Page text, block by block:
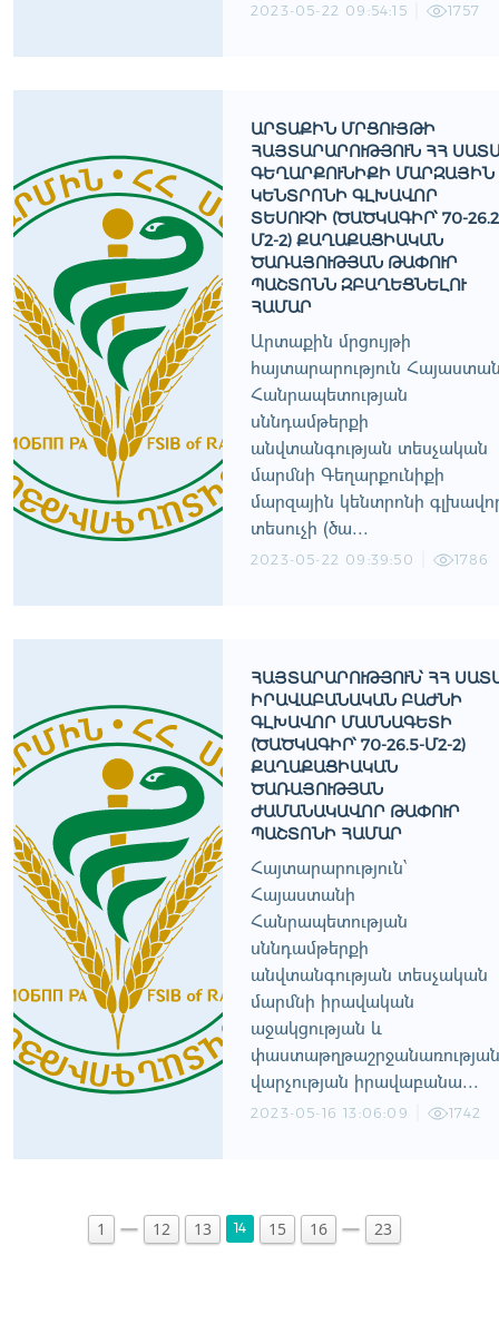
2023-05-22 09:54:15 1757
ԱՐՏԱՔԻՆ ՄՐՑՈՒՅԹԻ
ՀԱՅՏԱՐԱՐՈՒԹՅՈՒՆ ՀՀ
ԳԵՂԱՐՔՈՒՆԻՔԻ ՄԱՐԶԱՅԻՆ
ԿԵՆՏՐՈՆԻ ԳԼԽԱՎՈՐ
ՏԵՍՈՒՉԻ (ԾԱԾԿԱԳԻՐ՝ 70-
Մ2-2) ՔԱՂԱՔԱՑԻԱԿԱՆ
ԾԱՌԱՅՈՒԹՅԱՆ ԹԱՓՈՒՐ
ՊԱՇՏՈՆՆ ԶԲԱՂԵՑՆԵԼՈՒ
ՀԱՄԱՐ
Արտաքին մրցույթի
հայտարարություն
Հանրապետության
սննդամթերքի
անվտանգության տեսչական
մարմնի Գեղարքունիքի
մարզային կենտրոնի
տեսուչի (ծա...
2023-05-22 09:39:50 1786
ՀԱՅՏԱՐԱՐՈՒԹՅՈՒՆ՝ ՀՀ
ԻՐԱՎԱԲԱՆԱԿԱՆ ԲԱԺՆԻ
ԳԼԽԱՎՈՐ ՄԱՍՆԱԳԵՏԻ
(ԾԱԾԿԱԳԻՐ՝ 70-26.5-Մ2-2)
ՔԱՂԱՔԱՑԻԱԿԱՆ
ԾԱՌԱՅՈՒԹՅԱՆ
ԺԱՄԱՆԱԿԱՎՈՐ ԹԱՓՈՒՐ
ՊԱՇՏՈՆԻ ՀԱՄԱՐ
Հայտարարություն՝
Հայաստանի
Հանրապետության
սննդամթերքի
անվտանգության տեսչական
մարմնի իրավական
աջակցության և
փաստաթղթաշրջանառության
վարչության իրավաբանա...
2023-05-16 13:06:09 1742
1 12 13 14 15 16 23